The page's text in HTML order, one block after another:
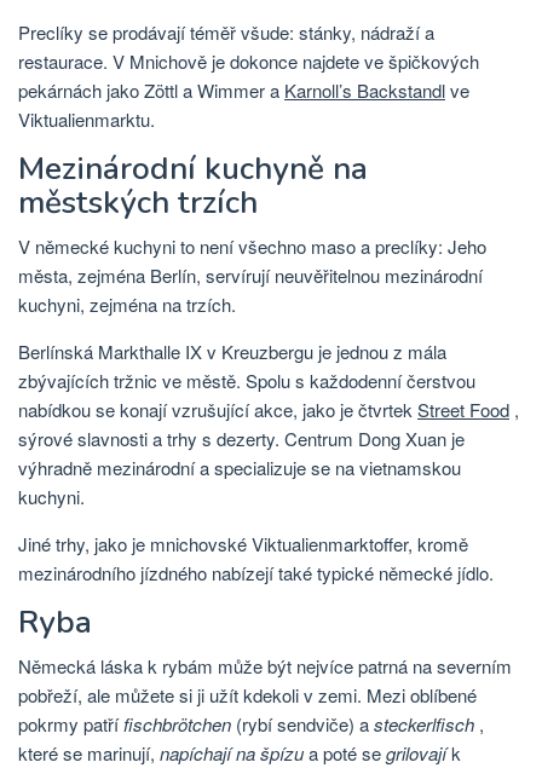
Preclíky se prodávají téměř všude: stánky, nádraží a
restaurace. V Mnichově je dokonce najdete ve špičkových
pekárnách jako Zöttl a Wimmer a Karnoll’s Backstandlve
Viktualienmarktu.
Mezinárodní kuchyně na
městských trzích
V německé kuchyni to není všechno maso a preclíky: Jeho
města, zejména Berlín, servírují neuvěřitelnou mezinárodní
kuchyni, zejména na trzích.
Berlínská Markthalle IX v Kreuzbergu je jednou z mála
zbývajících tržnic ve městě. Spolu s každodenní čerstvou
nabídkou se konají vzrušující akce, jako je čtvrtekStreet Food ,
sýrové slavnosti a trhy s dezerty. Centrum Dong Xuan je
výhradně mezinárodní a specializuje se na vietnamskou
kuchyni.
Jiné trhy, jako je mnichovské Viktualienmarktoffer, kromě
mezinárodního jízdného nabízejí také typické německé jídlo.
Ryba
Německá láska k rybám může být nejvíce patrná na severním
pobřeží, ale můžete si ji užít kdekoli v zemi. Mezi oblíbené
pokrmy patřífischbrötchen (rybí sendviče) asteckerlfisch ,
které se marinují, napíchají na špízua poté segrilovajík